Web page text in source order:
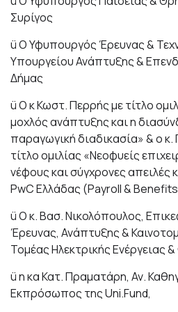
Συρίγος
ü Ο Υφυπουργός Έρευνας &
Υπουργείου Ανάπτυξης &
Δήμας
ü Ο κ Κωστ. Περρής με τίτλο
μοχλός ανάπτυξης και η
παραγωγική διαδικασία» & ο κ.
τίτλο ομιλίας «Νεοφυείς
νέφους και σύγχρονες απειλές
PwC Ελλάδας (Payroll &
ü Ο κ. Βασ. Νικολόπουλος,
Έρευνας, Ανάπτυξης &
Τομέας Ηλεκτρικής Ενέργειας
ü η κα Κατ. Πραματάρη, Αν.
Εκπρόσωπος της Uni.Fund,